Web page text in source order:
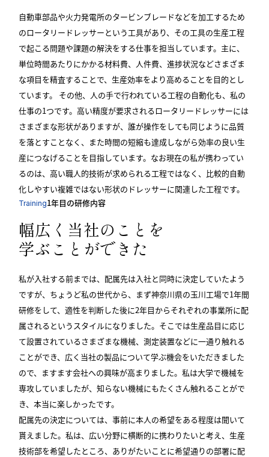
自動車部品や火力発電所のタービンブレードなどを加工するため
のロータリードレッサーという工具があり、その工具の生産工程
で起こる問題や課題の解決をする仕事を担当しています。主に、
単位時間あたりにかかる材料費、人件費、進捗状況などさまざま
な項目を精査することで、生産効率をより高めることを目的とし
ています。 その他、人の手で行われている工程の自動化も、私の
仕事の1つです。高い精度が要求されるロータリードレッサーには
さまざまな形状がありますが、誰が操作をしても同じように品質
を落とすことなく、また時間の短縮も達成しながら効率の良い生
産につなげることを目指しています。なお現在の私が携わってい
るのは、高い職人的技術が求められる工程ではなく、比較的自動
化しやすい複雑ではない形状のドレッサーに関連した工程です。
Training1年目の研修内容
幅広く当社のことを
学ぶことができた
私が入社する前までは、配属先は入社と同時に決定していたよう
ですが、ちょうど私の世代から、まず神奈川県の玉川工場で1年間
研修をして、適性を判断した後に2年目からそれぞれの事業所に配
属されるというスタイルになりました。そこでは生産品目に応じ
て設置されているさまざまな機械、測定装置などに一通り触れる
ことができ、広く当社の製品について学ぶ機会をいただきました
ので、ますます会社への興味が高まりました。私は大学で機械を
専攻していましたが、知らない機械にもたくさん触れることがで
き、本当に楽しかったです。
配属先の決定については、事前に本人の希望をある程度は聞いて
貰えました。私は、広い分野に横断的に携わりたいと考え、生産
技術部を希望したところ、ありがたいことに希望通りの部署に配